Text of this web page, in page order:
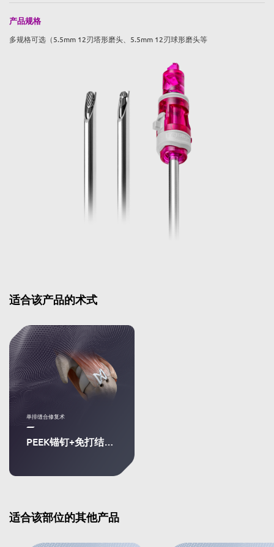
产品规格
多规格可选（5.5mm 12刃塔形磨头、5.5mm 12刃球形磨头等
适合该产品的术式
单排缝合修复术
PEEK锚钉+免打结快速线带桥技术
适合该部位的其他产品